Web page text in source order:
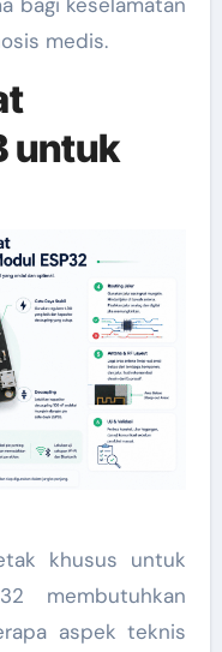
medis.
untuk
khusus untuk
membutuhkan
aspek teknis